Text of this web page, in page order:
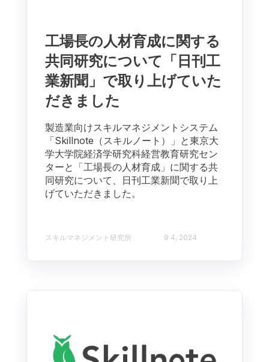
工場長の人材育成に関する
共同研究について「日刊工
業新聞」で取り上げていた
だきました
製造業向けスキルマネジメントシステム
「Skillnote（スキルノート）」と東京大
学大学院経済学研究科経営教育研究セン
ターと「工場長の人材育成」に関する共
同研究について、日刊工業新聞で取り上
げていただきました。
スキルマネジメント研究所 9 4, 2024